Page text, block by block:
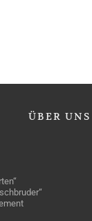
ÜBER UNS